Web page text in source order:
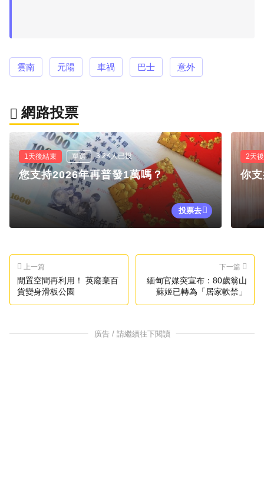
雲南 元陽 車禍 巴士 意外
網路投票
1天後結束 單選 3.2K人已投
您支持2026年再普發1萬嗎？
投票去
2天
你
上一篇
閒置空間再利用！ 英廢棄百
貨變身滑板公園
下一篇
緬甸官媒突宣布：80歲翁山
蘇姬已轉為「居家軟禁」
廣告 / 請繼續往下閱讀